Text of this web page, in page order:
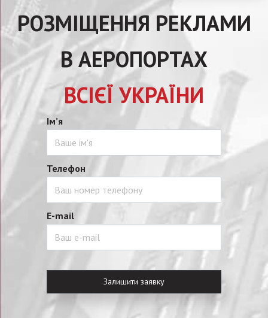
РОЗМІЩЕННЯ РЕКЛАМИ
В АЕРОПОРТАХ
ВСІЄЇ УКРАЇНИ
Ім’я
Телефон
E-mail